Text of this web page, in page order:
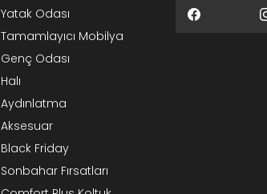
Yatak Odası
Tamamlayıcı Mobilya
Genç Odası
Halı
Aydınlatma
Aksesuar
Black Friday
Sonbahar Fırsatları